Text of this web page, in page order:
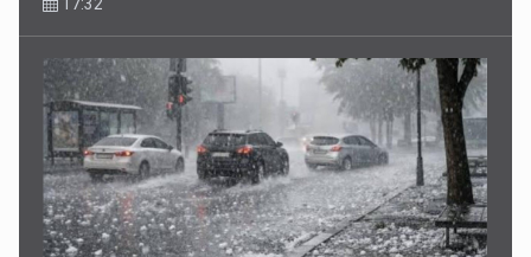
17:32